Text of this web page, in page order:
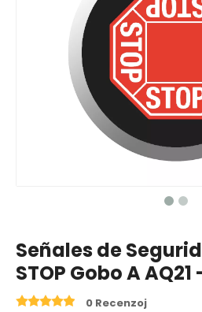
Señales de
STOP Gobo A AQ21
0 Recenzoj